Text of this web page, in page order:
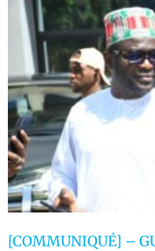
[COMMUNIQUÉ] –